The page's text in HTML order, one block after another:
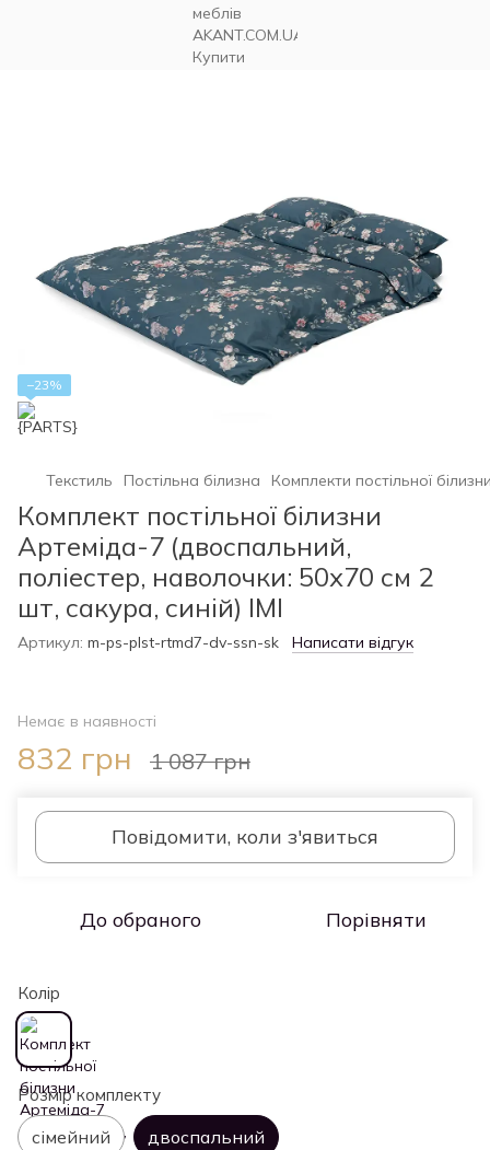
−23%
Текстиль Постільна білизна Комплекти постільної
Комплект постільної білизни
Артеміда-7 (двоспальний,
поліестер, наволочки: 50х70 см 2
шт, сакура, синій) IMI
Артикул: m-ps-plst-rtmd7-dv-ssn-sk Написати відгук
Немає в наявності
832 грн 1 087 грн
Повідомити, коли з'явиться
До обраного Порівняти
Колір
Розмір комплекту
сімейний двоспальний